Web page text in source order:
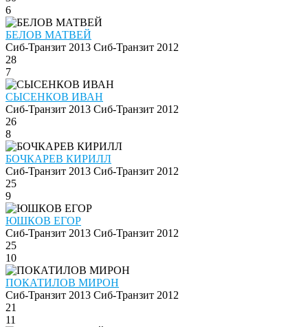
6
БЕЛОВ МАТВЕЙ
Сиб-Транзит 2013 Сиб-Транзит 2012
28
7
СЫСЕНКОВ ИВАН
Сиб-Транзит 2013 Сиб-Транзит 2012
26
8
БОЧКАРЕВ КИРИЛЛ
Сиб-Транзит 2013 Сиб-Транзит 2012
25
9
ЮШКОВ ЕГОР
Сиб-Транзит 2013 Сиб-Транзит 2012
25
10
ПОКАТИЛОВ МИРОН
Сиб-Транзит 2013 Сиб-Транзит 2012
21
11